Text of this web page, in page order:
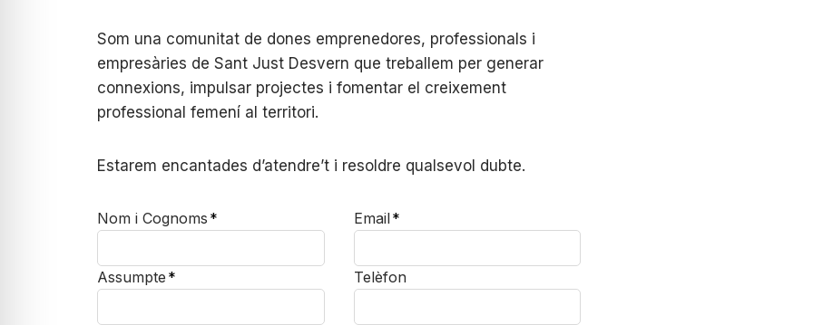
Som una comunitat de dones emprenedores, professionals i
empresàries de Sant Just Desvern que treballem per generar
connexions, impulsar projectes i fomentar el creixement
professional femení al territori.
Estarem encantades d’atendre’t i resoldre qualsevol dubte.
Nom i Cognoms * Email*
Assumpte * Telèfon